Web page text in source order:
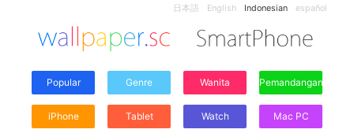
日本語 English Indonesian español
Popular Genre Wanita Pemandangan
iPhone Tablet Watch Mac PC